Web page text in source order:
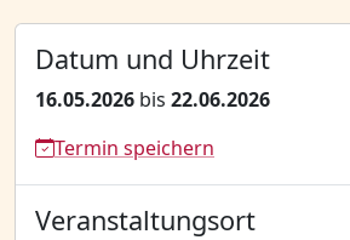
Datum und Uhrzeit
16.05.2026 bis 22.06.2026
Termin speichern
Veranstaltungsort